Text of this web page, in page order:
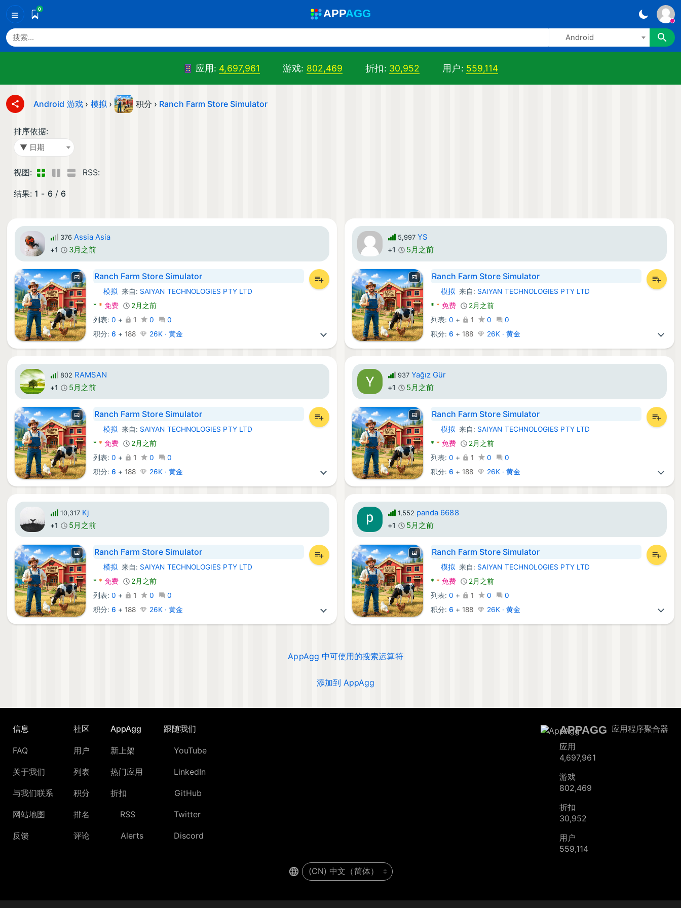
≡ 0 APPAGG
Android
应用: 4,697,961 游戏: 802,469 折扣: 30,952 用户: 559,114
Android 游戏 › 模拟 › 积分 › Ranch Farm Store Simulator
排序依据:
▼ 日期
视图: RSS:
结果: 1 - 6/ 6
376 Assia Asia
+1 3月之前
Ranch Farm Store Simulator
Android 游戏:
模拟 来自: SAIYAN TECHNOLOGIES PTY LTD
* * 免费
2月之前
列表: 0 + 1 0
0
积分: 6 + 188 26K · 黄金
5,997 YS
+1 5月之前
Ranch Farm Store Simulator
Android 游戏:
模拟 来自: SAIYAN TECHNOLOGIES PTY LTD
* * 免费
2月之前
列表: 0 + 1 0
0
积分: 6 + 188 26K · 黄金
802 RAMSAN
+1 5月之前
Ranch Farm Store Simulator
Android 游戏:
模拟 来自: SAIYAN TECHNOLOGIES PTY LTD
* * 免费
2月之前
列表: 0 + 1 0
0
积分: 6 + 188 26K · 黄金
937 Yağız Gür
+1 5月之前
Ranch Farm Store Simulator
Android 游戏:
模拟 来自: SAIYAN TECHNOLOGIES PTY LTD
* * 免费
2月之前
列表: 0 + 1 0
0
积分: 6 + 188 26K · 黄金
10,317 Kj
+1 5月之前
Ranch Farm Store Simulator
Android 游戏:
模拟 来自: SAIYAN TECHNOLOGIES PTY LTD
* * 免费
2月之前
列表: 0 + 1 0
0
积分: 6 + 188 26K · 黄金
1,552 panda 6688
+1 5月之前
Ranch Farm Store Simulator
Android 游戏:
模拟 来自: SAIYAN TECHNOLOGIES PTY LTD
* * 免费
2月之前
列表: 0 + 1 0
0
积分: 6 + 188 26K · 黄金
AppAgg 中可使用的搜索运算符
添加到 AppAgg
信息
FAQ
关于我们
与我们联系
网站地图
反馈
社区
用户
列表
积分
排名
评论
AppAgg
新上架
热门应用
折扣
RSS
Alerts
跟随我们
YouTube
LinkedIn
GitHub
Twitter
Discord
APPAGG 应用程序聚合器
应用
4,697,961
游戏
802,469
折扣
30,952
用户
559,114